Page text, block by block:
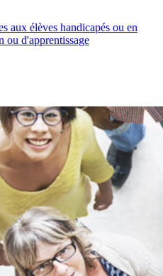
aux élèves handicapés ou en
ou d'apprentissage